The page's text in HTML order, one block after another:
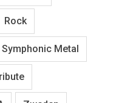
Rock
Symphonic Metal